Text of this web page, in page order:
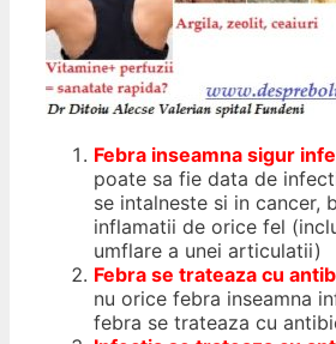
Febra inseamna sigur
poate sa fie data de
se intalneste si in cancer,
inflamatii de orice fel
umflare a unei articulatii)
Febra se trateaza cu
nu orice febra inseamna
febra se trateaza cu